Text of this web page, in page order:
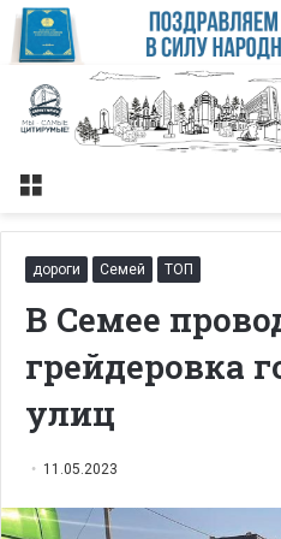
Меню
дороги Семей ТОП
В Семее
грейдеровка
улиц
11.05.2023